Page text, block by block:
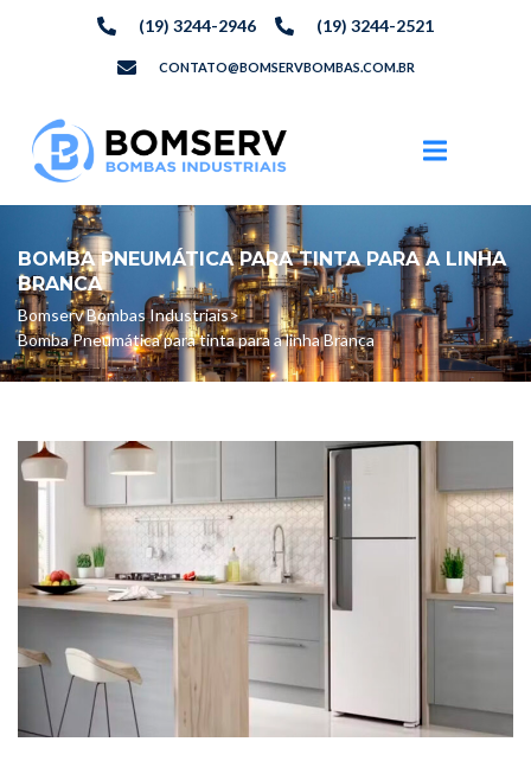
(19) 3244-2946 (19) 3244-2521
CONTATO@BOMSERVBOMBAS.COM.BR
BOMBA PNEUMÁTICA PARA TINTA PARA A LINHA
BRANCA
Bomserv Bombas Industriais>
Bomba Pneumática para tinta para a linha Branca